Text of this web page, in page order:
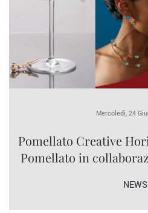
Mercoledì, 24
Pomellato Creative
Pomellato in
NEWS